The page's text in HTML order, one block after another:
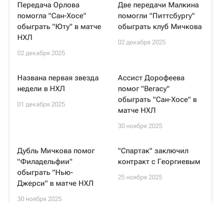
Передача Орлова
помогла "Сан-Хосе"
обыграть "Юту" в матче
НХЛ
02 декабря 2025
Две передачи Малкина
помогли "Питтсбургу"
обыграть клуб Мичкова
02 декабря 2025
Названа первая звезда
недели в НХЛ
01 декабря 2025
Ассист Дорофеева
помог "Вегасу"
обыграть "Сан-Хосе" в
матче НХЛ
30 ноября 2025
Дубль Мичкова помог
"Филадельфии"
обыграть "Нью-
Джерси" в матче НХЛ
30 ноября 2025
"Спартак" заключил
контракт с Георгиевым
25 ноября 2025